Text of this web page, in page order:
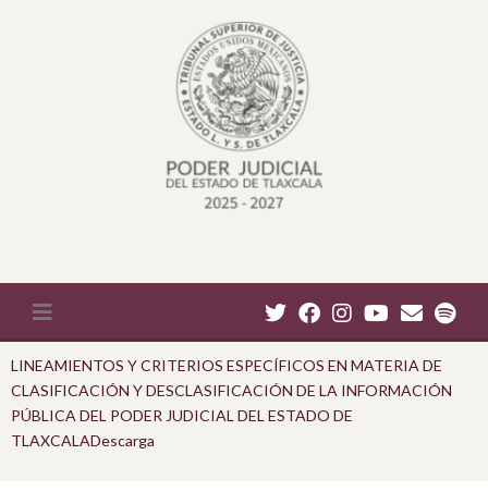
LINEAMIENTOS Y CRITERIOS ESPECÍFICOS EN MATERIA DE
CLASIFICACIÓN Y DESCLASIFICACIÓN DE LA INFORMACIÓN
PÚBLICA DEL PODER JUDICIAL DEL ESTADO DE
TLAXCALADescarga